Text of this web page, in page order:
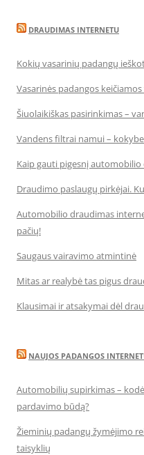
DRAUDIMAS INTERNETU
Kokių vasarinių padangų
Vasarinės padangos
Šiuolaikiškas pasirinkimas –
Vandens filtrai namui –
Kaip gauti pigesnį
Draudimo paslaugų pirkėjai.
Automobilio draudimas
pačių!
Saugaus vairavimo atmintinė
Mitas ar realybė tas pigus
Klausimai ir atsakymai dėl
NAUJOS PADANGOS
Automobilių supirkimas –
pardavimo būdą?
Žieminių padangų žymėjimo
taisyklių